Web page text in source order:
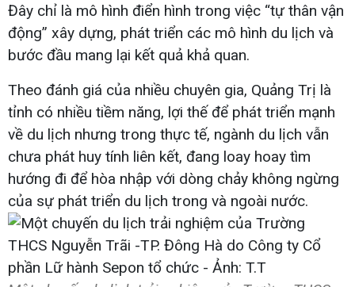
Đây chỉ là mô hình điển hình trong việc “tự thân vận
động” xây dựng, phát triển các mô hình du lịch và
bước đầu mang lại kết quả khả quan.
Theo đánh giá của nhiều chuyên gia, Quảng Trị là
tỉnh có nhiều tiềm năng, lợi thế để phát triển mạnh
về du lịch nhưng trong thực tế, ngành du lịch vẫn
chưa phát huy tính liên kết, đang loay hoay tìm
hướng đi để hòa nhập với dòng chảy không ngừng
của sự phát triển du lịch trong và ngoài nước.